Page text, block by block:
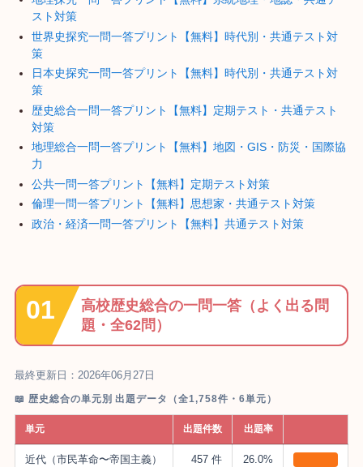
スト対策
世界史探究一問一答プリント【無料】時代別・共通テスト対
策
日本史探究一問一答プリント【無料】時代別・共通テスト対
策
歴史総合一問一答プリント【無料】定期テスト・共通テスト
対策
地理総合一問一答プリント【無料】地図・GIS・防災・国際協
力
公共一問一答プリント【無料】定期テスト対策
倫理一問一答プリント【無料】思想家・共通テスト対策
政治・経済一問一答プリント【無料】共通テスト対策
高校歴史総合の一問一答（よく出る問
題・全62問）
最終更新日：2026年06月27日
📖 歴史総合の単元別 出題データ（全1,758件・6単元）
単元 出題件数 出題率
近代（市民革命〜帝国主義） 457 件 26.0%